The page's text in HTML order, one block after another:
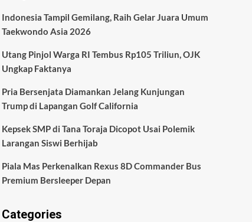
Indonesia Tampil Gemilang, Raih Gelar Juara Umum
Taekwondo Asia 2026
Utang Pinjol Warga RI Tembus Rp105 Triliun, OJK
Ungkap Faktanya
Pria Bersenjata Diamankan Jelang Kunjungan
Trump di Lapangan Golf California
Kepsek SMP di Tana Toraja Dicopot Usai Polemik
Larangan Siswi Berhijab
Piala Mas Perkenalkan Rexus 8D Commander Bus
Premium Bersleeper Depan
Categories